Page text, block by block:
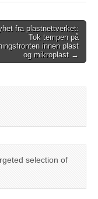
fra plastnettverket:
Tok tempen på
innen plast
og mikroplast →
selection of